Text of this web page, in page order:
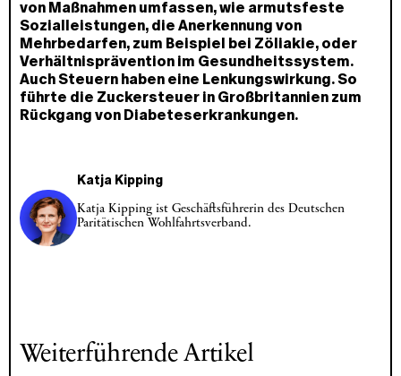
von Maßnahmen umfassen, wie armutsfeste
Sozialleistungen, die Anerkennung von
Mehrbedarfen, zum Beispiel bei Zöliakie, oder
Verhältnisprävention im Gesundheitssystem.
Auch Steuern haben eine Lenkungswirkung. So
führte die Zuckersteuer in Großbritannien zum
Rückgang von Diabeteserkrankungen.
Katja Kipping
Katja Kipping ist Geschäftsführerin des Deutschen
Paritätischen Wohlfahrtsverband.
Weiterführende Artikel